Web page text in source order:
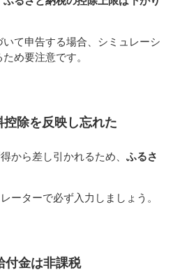
て申告する場合、シミュレーシ
め要注意です。
除を反映し忘れた
から差し引かれるため、 ふるさ
ーターで必ず入力しましょう。
金は非課税